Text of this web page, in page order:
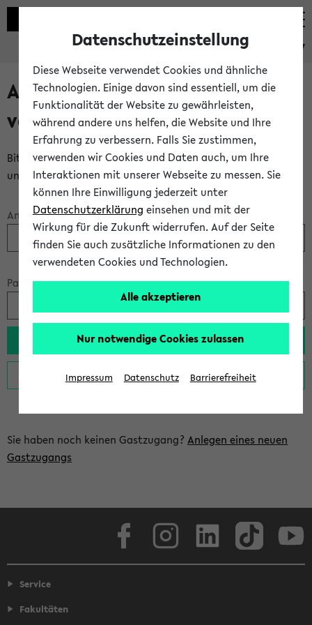
eKVV
Anmeldung über einen
vorhandenen Gastzugang
Bitte melden Sie sich am eKVV mit Ihrem Anmeldenamen
und Ihrem Passwort an:
Anmeldename:
Passwort:
Sie haben noch keinen Gastzugang? Anlegen eines neuen
Gastzugangs
Service
Fakultäten
Datenschutzeinstellung
Diese Webseite verwendet Cookies und ähnliche
Technologien. Einige davon sind essentiell, um die
Funktionalität der Website zu gewährleisten,
während andere uns helfen, die Website und Ihre
Erfahrung zu verbessern. Falls Sie zustimmen,
verwenden wir Cookies und Daten auch, um Ihre
Interaktionen mit unserer Webseite zu messen. Sie
können Ihre Einwilligung jederzeit unter
Datenschutzerklärung einsehen und mit der
Wirkung für die Zukunft widerrufen. Auf der Seite
finden Sie auch zusätzliche Informationen zu den
verwendeten Cookies und Technologien.
Alle akzeptieren
Nur notwendige Cookies zulassen
Impressum Datenschutz Barrierefreiheit